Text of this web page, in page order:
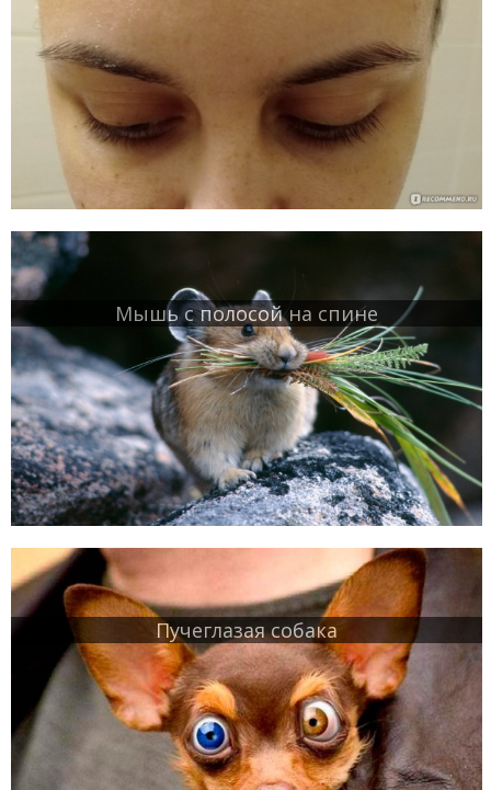
Мышь с полосой на спине
Пучеглазая собака